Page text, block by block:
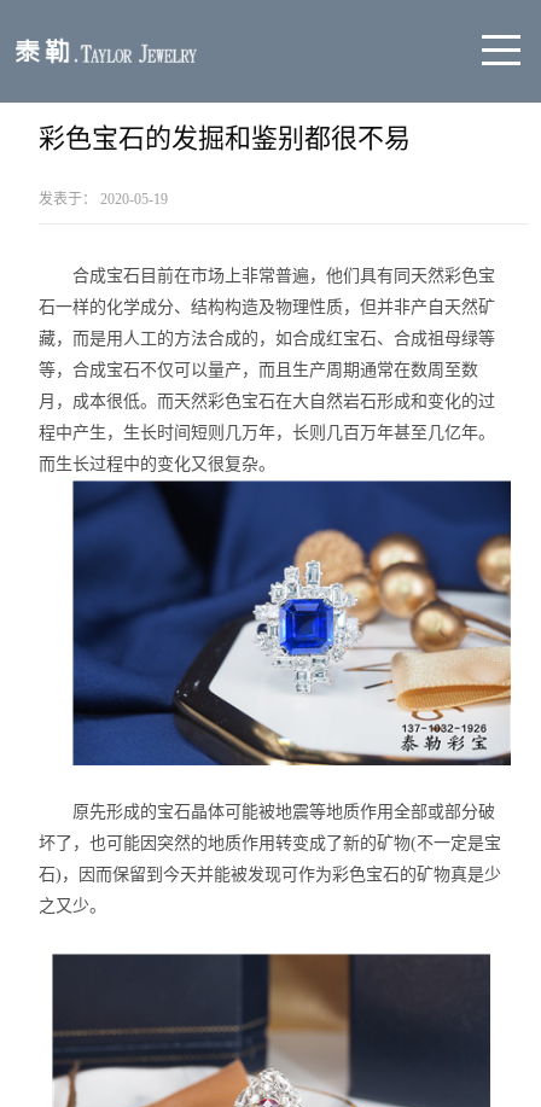
彩色宝石的发掘和鉴别都很不易
发表于：2020-05-19
合成宝石目前在市场上非常普遍，他们具有同天然彩色宝
石一样的化学成分、结构构造及物理性质，但并非产自天然矿
藏，而是用人工的方法合成的，如合成红宝石、合成祖母绿等
等，合成宝石不仅可以量产，而且生产周期通常在数周至数
月，成本很低。而天然彩色宝石在大自然岩石形成和变化的过
程中产生，生长时间短则几万年，长则几百万年甚至几亿年。
而生长过程中的变化又很复杂。
原先形成的宝石晶体可能被地震等地质作用全部或部分破
坏了，也可能因突然的地质作用转变成了新的矿物(不一定是宝
石) ，因而保留到今天并能被发现可作为彩色宝石的矿物真是少
之又少。